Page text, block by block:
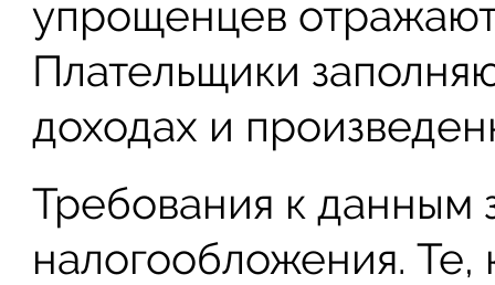
упрощенцев
Плательщики
доходах и
Требования к данным
налогообложения. Те,